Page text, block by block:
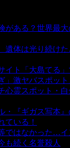
がある？世界最
遺体は光り続け
イト「大島てる
」激ヤバスポット
心霊スポット・
・『ギガス写本
ている！
ではなかった…
も続く名誉殺人